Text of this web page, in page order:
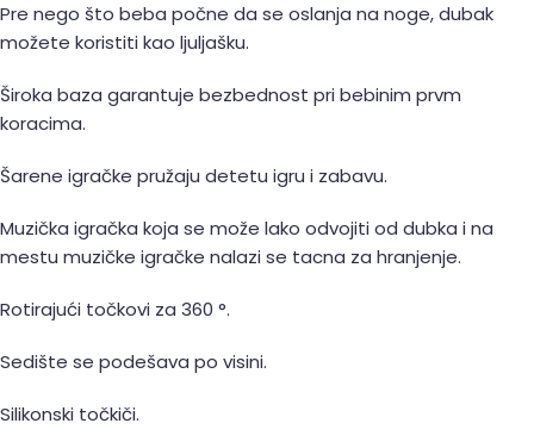
Pre nego što beba počne da se oslanja na noge, dubak
možete koristiti kao ljuljašku.
Široka baza garantuje bezbednost pri bebinim prvm
koracima.
Šarene igračke pružaju detetu igru i zabavu.
Muzička igračka koja se može lako odvojiti od dubka i na
mestu muzičke igračke nalazi se tacna za hranjenje.
Rotirajući točkovi za 360 °.
Sedište se podešava po visini.
Silikonski točkiči.